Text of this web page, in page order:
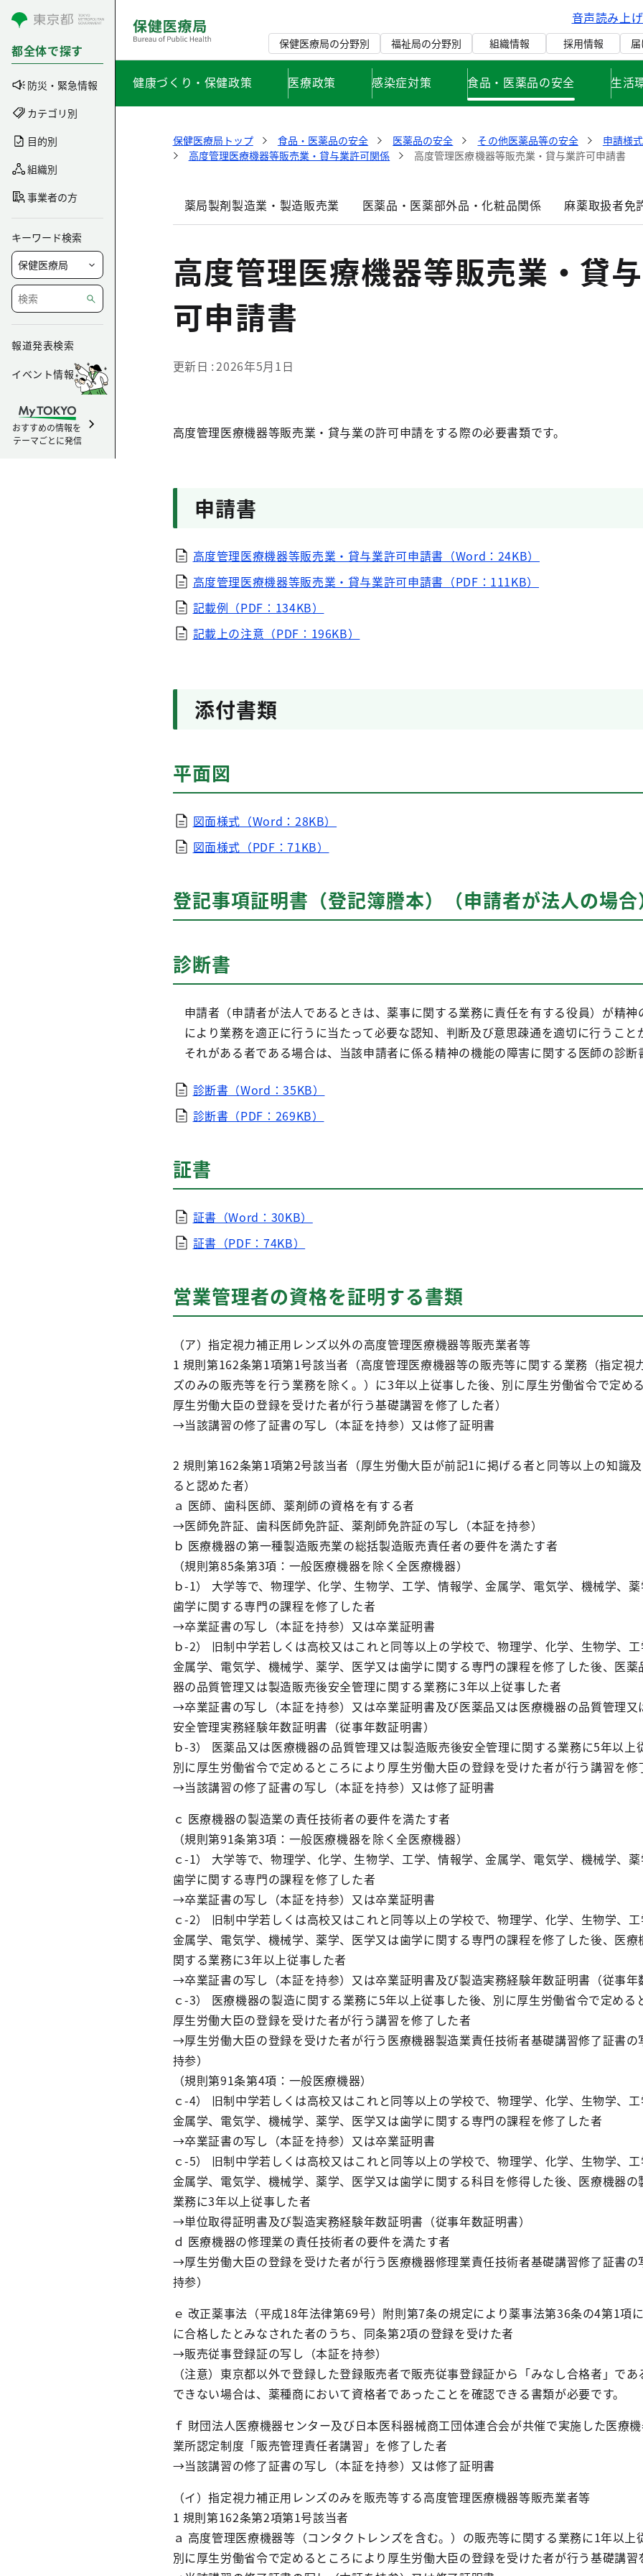
コンテンツにスキップ
都全体で探す
防災・緊急情報
カテゴリ別
目的別
組織別
事業者の方
キーワード検索
報道発表検索
イベント情報
おすすめの情報を
テーマごとに発信
音声読み上
保健医療局の分野別 福祉局の分野別 組織情報 採用情報
健康づくり・保健政策 医療政策 感染症対策 食品・医薬品の安全 生活
保健医療局トップ 食品・医薬品の安全 医薬品の安全 その他医薬品等の安全
申請様
高度管理医療機器等販売業・貸与業許可関係
高度管理医療機器等販売業・貸与業許可申請書
薬局製剤製造業・製造販売業 医薬品・医薬部外品・化粧品関係 麻薬取扱者免
高度管理医療機器等販売業・貸
可申請書
更新日 2026年5月1日
高度管理医療機器等販売業・貸与業の許可申請をする際の必要書類です。
申請書
高度管理医療機器等販売業・貸与業許可申請書（Word：24KB）
高度管理医療機器等販売業・貸与業許可申請書（PDF：111KB）
記載例（PDF：134KB）
記載上の注意（PDF：196KB）
添付書類
平面図
図面様式（Word：28KB）
図面様式（PDF：71KB）
登記事項証明書（登記簿謄本）（申請者が法人の場
診断書
申請者（申請者が法人であるときは、薬事に関する業務に責任を有する役員）が精神
により業務を適正に行うに当たって必要な認知、判断及び意思疎通を適切に行うこと
それがある者である場合は、当該申請者に係る精神の機能の障害に関する医師の診断
診断書（Word：35KB）
診断書（PDF：269KB）
証書
証書（Word：30KB）
証書（PDF：74KB）
営業管理者の資格を証明する書類
（ア）指定視力補正用レンズ以外の高度管理医療機器等販売業者等
1 規則第162条第1項第1号該当者（高度管理医療機器等の販売等に関する業務（指定視
ズのみの販売等を行う業務を除く。）に3年以上従事した後、別に厚生労働省令で定め
厚生労働大臣の登録を受けた者が行う基礎講習を修了した者）
→当該講習の修了証書の写し（本証を持参）又は修了証明書
2 規則第162条第1項第2号該当者（厚生労働大臣が前記1に掲げる者と同等以上の知識
ると認めた者）
ａ 医師、歯科医師、薬剤師の資格を有する者
→医師免許証、歯科医師免許証、薬剤師免許証の写し（本証を持参）
ｂ 医療機器の第一種製造販売業の総括製造販売責任者の要件を満たす者
（規則第85条第3項：一般医療機器を除く全医療機器）
ｂ-1） 大学等で、物理学、化学、生物学、工学、情報学、金属学、電気学、機械学、
歯学に関する専門の課程を修了した者
→卒業証書の写し（本証を持参）又は卒業証明書
ｂ-2） 旧制中学若しくは高校又はこれと同等以上の学校で、物理学、化学、生物学、
金属学、電気学、機械学、薬学、医学又は歯学に関する専門の課程を修了した後、医薬
器の品質管理又は製造販売後安全管理に関する業務に3年以上従事した者
→卒業証書の写し（本証を持参）又は卒業証明書及び医薬品又は医療機器の品質管理又
安全管理実務経験年数証明書（従事年数証明書）
ｂ-3） 医薬品又は医療機器の品質管理又は製造販売後安全管理に関する業務に5年以上
別に厚生労働省令で定めるところにより厚生労働大臣の登録を受けた者が行う講習を修
→当該講習の修了証書の写し（本証を持参）又は修了証明書
ｃ 医療機器の製造業の責任技術者の要件を満たす者
（規則第91条第3項：一般医療機器を除く全医療機器）
ｃ-1） 大学等で、物理学、化学、生物学、工学、情報学、金属学、電気学、機械学、
歯学に関する専門の課程を修了した者
→卒業証書の写し（本証を持参）又は卒業証明書
ｃ-2） 旧制中学若しくは高校又はこれと同等以上の学校で、物理学、化学、生物学、
金属学、電気学、機械学、薬学、医学又は歯学に関する専門の課程を修了した後、医療
関する業務に3年以上従事した者
→卒業証書の写し（本証を持参）又は卒業証明書及び製造実務経験年数証明書（従事年
ｃ-3） 医療機器の製造に関する業務に5年以上従事した後、別に厚生労働省令で定める
厚生労働大臣の登録を受けた者が行う講習を修了した者
→厚生労働大臣の登録を受けた者が行う医療機器製造業責任技術者基礎講習修了証書の
持参）
（規則第91条第4項：一般医療機器）
ｃ-4） 旧制中学若しくは高校又はこれと同等以上の学校で、物理学、化学、生物学、
金属学、電気学、機械学、薬学、医学又は歯学に関する専門の課程を修了した者
→卒業証書の写し（本証を持参）又は卒業証明書
ｃ-5） 旧制中学若しくは高校又はこれと同等以上の学校で、物理学、化学、生物学、
金属学、電気学、機械学、薬学、医学又は歯学に関する科目を修得した後、医療機器の
業務に3年以上従事した者
→単位取得証明書及び製造実務経験年数証明書（従事年数証明書）
ｄ 医療機器の修理業の責任技術者の要件を満たす者
→厚生労働大臣の登録を受けた者が行う医療機器修理業責任技術者基礎講習修了証書の
持参）
ｅ 改正薬事法（平成18年法律第69号）附則第7条の規定により薬事法第36条の4第1項
に合格したとみなされた者のうち、同条第2項の登録を受けた者
→販売従事登録証の写し（本証を持参）
（注意）東京都以外で登録した登録販売者で販売従事登録証から「みなし合格者」で
できない場合は、薬種商において資格者であったことを確認できる書類が必要です。
ｆ 財団法人医療機器センター及び日本医科器械商工団体連合会が共催で実施した医療
業所認定制度「販売管理責任者講習」を修了した者
→当該講習の修了証書の写し（本証を持参）又は修了証明書
（イ）指定視力補正用レンズのみを販売等する高度管理医療機器等販売業者等
1 規則第162条第2項第1号該当者
ａ 高度管理医療機器等（コンタクトレンズを含む。）の販売等に関する業務に1年以上
別に厚生労働省令で定めるところにより厚生労働大臣の登録を受けた者が行う基礎講習